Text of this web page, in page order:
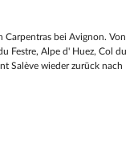
Carpentras bei Avignon. Von
Festre, Alpe d' Huez, Col du
Salève wieder zurück nach